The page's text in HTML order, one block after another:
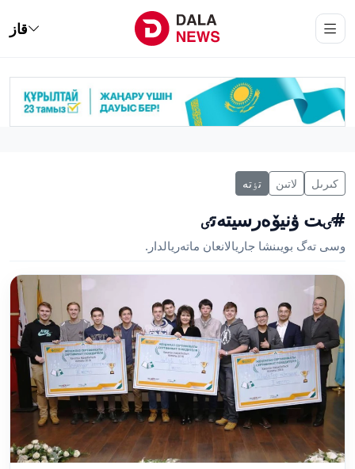
قاز
كىرىل لاتىن تٶتە
#ٸت ۋنيۆەرسيتەتٸ
وسى تەگ بويىنشا جاريالانعان ماتەريالدار.